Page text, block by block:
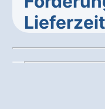
Lieferzeit